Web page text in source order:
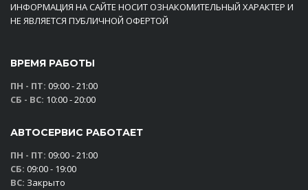
ИНФОРМАЦИЯ НА САЙТЕ НОСИТ ОЗНАКОМИТЕЛЬНЫЙ ХАРАКТЕР И
НЕ ЯВЛЯЕТСЯ ПУБЛИЧНОЙ ОФЕРТОЙ
ВРЕМЯ РАБОТЫ
ПН - ПТ: 09:00 - 21:00
СБ - ВС: 10:00 - 20:00
АВТОСЕРВИС РАБОТАЕТ
ПН - ПТ: 09:00 - 21:00
СБ: 09:00 - 19:00
ВС: Закрыто